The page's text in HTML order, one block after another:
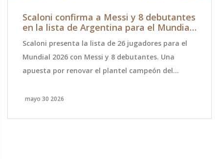
Scaloni confirma a Messi y 8 debutantes
en la lista de Argentina para el Mundial
Scaloni presenta la lista de 26 jugadores para el
Mundial 2026 con Messi y 8 debutantes. Una
apuesta por renovar el plantel campeón del
mayo 30 2026